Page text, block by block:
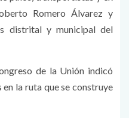
Romero Álvarez y
distrital y municipal del
de la Unión indicó
la ruta que se construye